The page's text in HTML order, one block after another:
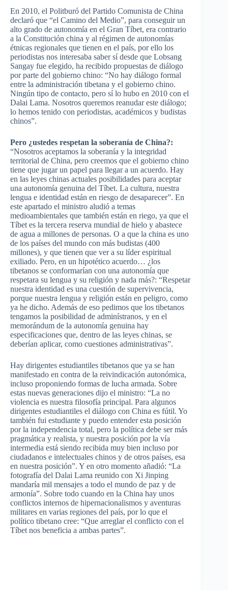
En 2010, el Politburó del Partido Comunista de China
declaró que “el Camino del Medio”, para conseguir un
alto grado de autonomía en el Gran Tíbet, era contrario
a la Constitución china y al régimen de autonomías
étnicas regionales que tienen en el país, por ello los
periodistas nos interesaba saber sí desde que Lobsang
Sangay fue elegido, ha recibido propuestas de diálogo
por parte del gobierno chino: “No hay diálogo formal
entre la administración tibetana y el gobierno chino.
Ningún tipo de contacto, pero sí lo hubo en 2010 con el
Dalai Lama. Nosotros queremos reanudar este diálogo;
lo hemos tenido con periodistas, académicos y budistas
chinos”.
Pero ¿ustedes respetan la soberanía de China?:
“Nosotros aceptamos la soberanía y la integridad
territorial de China, pero creemos que el gobierno chino
tiene que jugar un papel para llegar a un acuerdo. Hay
en las leyes chinas actuales posibilidades para aceptar
una autonomía genuina del Tíbet. La cultura, nuestra
lengua e identidad están en riesgo de desaparecer”. En
este apartado el ministro aludió a temas
medioambientales que también están en riego, ya que el
Tíbet es la tercera reserva mundial de hielo y abastece
de agua a millones de personas. O a que la china es uno
de los países del mundo con más budistas (400
millones), y que tienen que ver a su líder espiritual
exiliado. Pero, en un hipotético acuerdo… ¿los
tibetanos se conformarían con una autonomía que
respetara su lengua y su religión y nada más?: “Respetar
nuestra identidad es una cuestión de supervivencia,
porque nuestra lengua y religión están en peligro, como
ya he dicho. Además de eso pedimos que los tibetanos
tengamos la posibilidad de adminístranos, y en el
memorándum de la autonomía genuina hay
especificaciones que, dentro de las leyes chinas, se
deberían aplicar, como cuestiones administrativas”.
Hay dirigentes estudiantiles tibetanos que ya se han
manifestado en contra de la reivindicación autonómica,
incluso proponiendo formas de lucha armada. Sobre
estas nuevas generaciones dijo el ministro: “La no
violencia es nuestra filosofía principal. Para algunos
dirigentes estudiantiles el diálogo con China es fútil. Yo
también fui estudiante y puedo entender esta posición
por la independencia total, pero la política debe ser más
pragmática y realista, y nuestra posición por la vía
intermedia está siendo recibida muy bien incluso por
ciudadanos e intelectuales chinos y de otros países, esa
en nuestra posición”. Y en otro momento añadió: “La
fotografía del Dalai Lama reunido con Xi Jinping
mandaría mil mensajes a todo el mundo de paz y de
armonía”. Sobre todo cuando en la China hay unos
conflictos internos de hipernacionalismos y aventuras
militares en varias regiones del país, por lo que el
político tibetano cree: “Que arreglar el conflicto con el
Tíbet nos beneficia a ambas partes”.